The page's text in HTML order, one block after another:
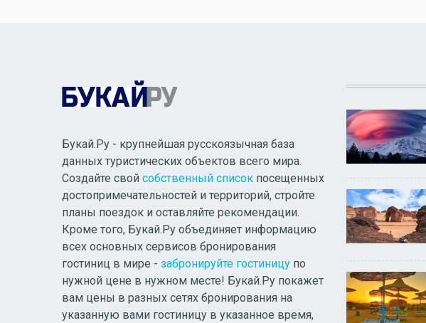
Букай.Ру - крупнейшая русскоязычная база
данных туристических объектов всего мира.
Создайте свой собственный список посещенных
достопримечательностей и территорий, стройте
планы поездок и оставляйте рекомендации.
Кроме того, Букай.Ру объединяет информацию
всех основных сервисов бронирования
гостиниц в мире - забронируйте гостиницу по
нужной цене в нужном месте! Букай.Ру покажет
вам цены в разных сетях бронирования на
указанную вами гостиницу в указанное время,